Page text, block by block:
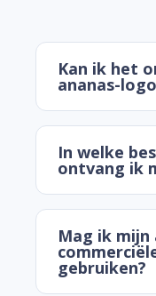
Kan ik het
ananas-
In welke
ontvang ik
Mag ik
gebruiken?